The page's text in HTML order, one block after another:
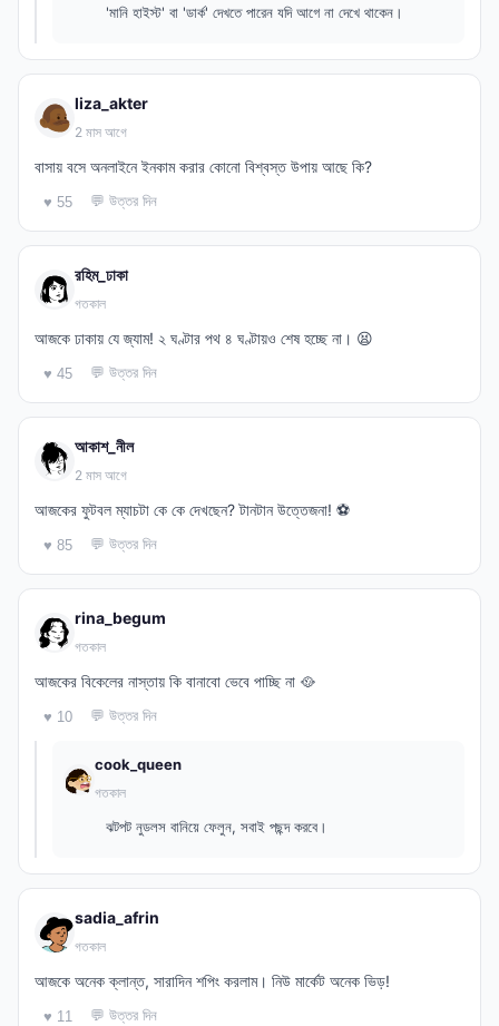
'মানি হাইস্ট' বা 'ডার্ক' দেখতে পারেন যদি আগে না দেখে থাকেন।
liza_akter
2 মাস আগে
বাসায় বসে অনলাইনে ইনকাম করার কোনো বিশ্বস্ত উপায় আছে কি?
♥ 55 💬 উত্তর দিন
রহিম_ঢাকা
গতকাল
আজকে ঢাকায় যে জ্যাম! ২ ঘণ্টার পথ ৪ ঘণ্টায়ও শেষ হচ্ছে না। 😫
♥ 45 💬 উত্তর দিন
আকাশ_নীল
2 মাস আগে
আজকের ফুটবল ম্যাচটা কে কে দেখছেন? টানটান উত্তেজনা! ⚽
♥ 85 💬 উত্তর দিন
rina_begum
গতকাল
আজকের বিকেলের নাস্তায় কি বানাবো ভেবে পাচ্ছি না 🥘
♥ 10 💬 উত্তর দিন
cook_queen
গতকাল
ঝটপট নুডলস বানিয়ে ফেলুন, সবাই পছন্দ করবে।
sadia_afrin
গতকাল
আজকে অনেক ক্লান্ত, সারাদিন শপিং করলাম। নিউ মার্কেট অনেক ভিড়!
♥ 11 💬 উত্তর দিন